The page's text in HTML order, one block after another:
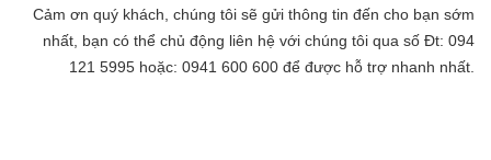
Cảm ơn quý khách, chúng tôi sẽ gửi thông tin đến cho bạn sớm
nhất, bạn có thể chủ động liên hệ với chúng tôi qua số Đt: 094
121 5995 hoặc: 0941 600 600 để được hỗ trợ nhanh nhất.